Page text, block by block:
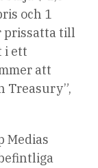
och 1
prissatta till
i ett
att
Treasury”,
Medias